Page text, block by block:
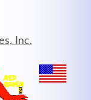
Inc.
adipiscing
dolor.